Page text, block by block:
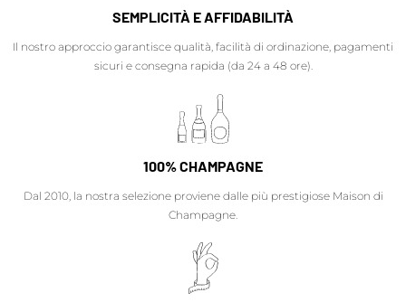
SEMPLICITÀ E AFFIDABILITÀ
Il nostro approccio garantisce qualità, facilità di ordinazione, pagamenti
sicuri e consegna rapida (da 24 a 48 ore).
100% CHAMPAGNE
Dal 2010, la nostra selezione proviene dalle più prestigiose Maison di
Champagne.